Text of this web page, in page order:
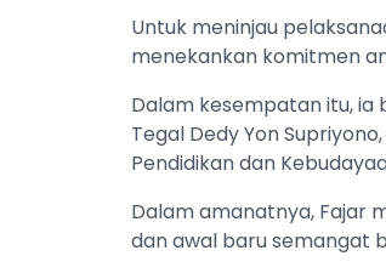
Untuk meninjau
menekankan komitmen
Dalam kesempatan itu, ia
Tegal Dedy Yon
Pendidikan dan
Dalam amanatnya, Fajar
dan awal baru semangat